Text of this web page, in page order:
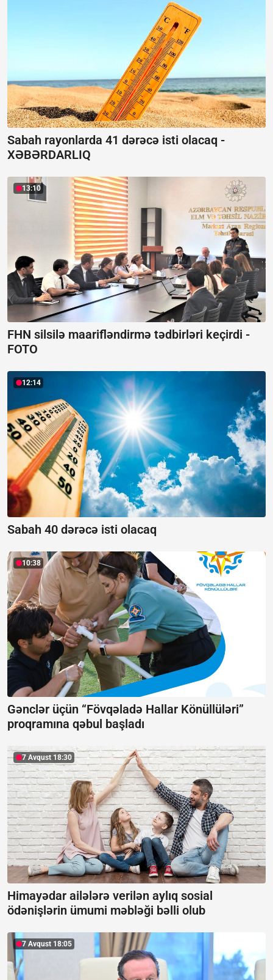
Sabah rayonlarda 41 dərəcə isti olacaq -
XƏBƏRDARLIQ
13:10
FHN silsilə maarifləndirmə tədbirləri keçirdi -
FOTO
12:14
Sabah 40 dərəcə isti olacaq
10:38
Gənclər üçün “Fövqəladə Hallar Könüllüləri”
proqramına qəbul başladı
7 Avqust 18:30
Himayədar ailələrə verilən aylıq sosial
ödənişlərin ümumi məbləği bəlli olub
7 Avqust 18:05